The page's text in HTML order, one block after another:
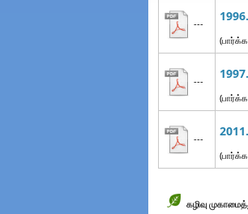
---
---
---
கழிவு